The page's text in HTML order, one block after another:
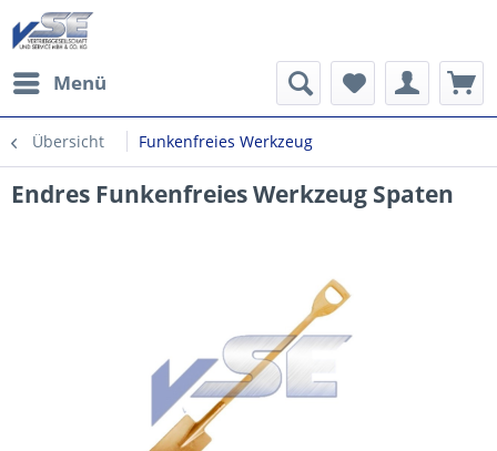
Menü
Übersicht Funkenfreies Werkzeug
Endres Funkenfreies Werkzeug Spaten